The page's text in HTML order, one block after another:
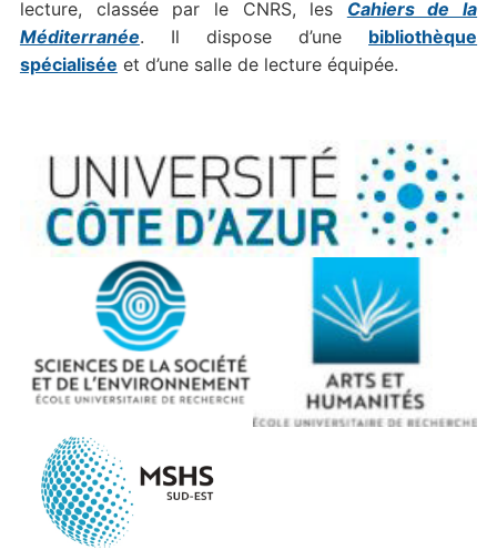
lecture, classée par le CNRS, les Cahiers de la
Méditerranée. Il dispose d’une bibliothèque
spécialisée et d’une salle de lecture équipée.